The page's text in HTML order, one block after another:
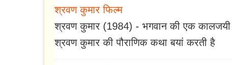
श्रवण कुमार फिल्म
श्रवण कुमार (1984) - भगवान की एक कालजयी
श्रवण कुमार की पौराणिक कथा बयां करती है